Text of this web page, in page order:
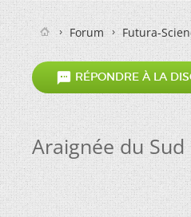
Forum Futura-
 RÉPONDRE À LA
Araignée du Sud